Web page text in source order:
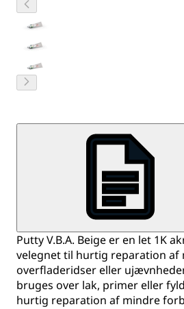
Putty V.B.A. Beige er en let 1K
velegnet til hurtig reparation af
overfladeridser eller
bruges over lak, primer eller
hurtig reparation af mindre